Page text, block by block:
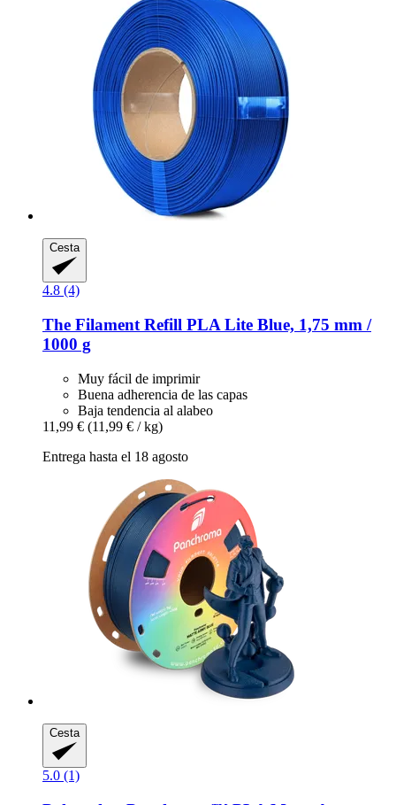
Cesta
4.8 (4)
The Filament Refill PLA Lite Blue, 1,75 mm /
1000 g
Muy fácil de imprimir
Buena adherencia de las capas
Baja tendencia al alabeo
11,99 € (11,99 € / kg)
Entrega hasta el 18 agosto
Cesta
5.0 (1)